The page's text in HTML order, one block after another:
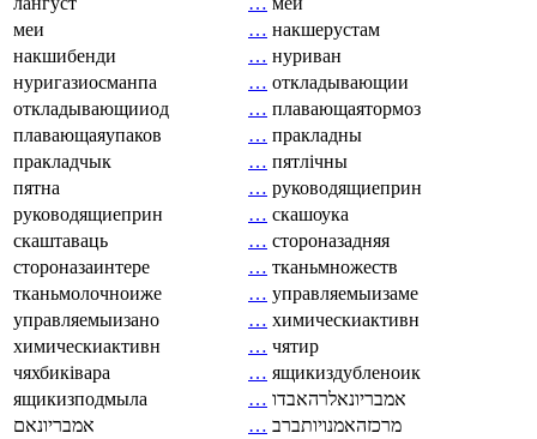
меи
… накшерустам
накшибенди
… нуриван
нуригазиосманпа
… откладывающии
откладывающииод
… плавающаятормоз
плавающаяупаков
… пракладны
пракладчык
… пятлічны
пятна
… руководящиеприн
руководящиеприн
… скашоука
скаштаваць
… стороназадняя
стороназаинтере
… тканьмножеств
тканьмолочноиже
… управляемыизаме
управляемыизано
… химическиактивн
химическиактивн
… чятир
чяхбиківара
… ящикиздубленоик
ящикизподмыла
… אמבריונאלרהאבדו
אמבריונאם
… מרכזהאמנויותברב